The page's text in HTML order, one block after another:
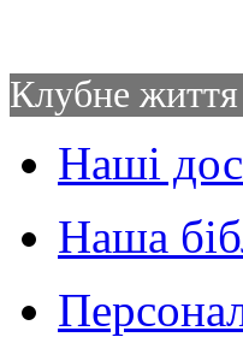
Клубне життя
Наші
Наша